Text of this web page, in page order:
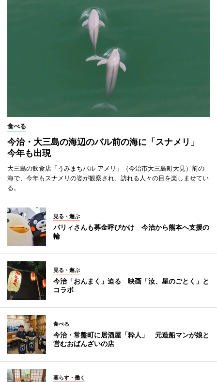
食べる
今治・大三島の海辺のバル前の海に「スナメリ」
今年も出現
大三島の飲食店「うみまちバル アメリ」（今治市大三島町大見）前の
海で、今年もスナメリの姿が観察され、訪れる人々の目を楽しませてい
る。
見る・遊ぶ
バリィさんも募金呼びかけ 今治から熊本へ支援の
輪
見る・遊ぶ
今治「おんまく」迫る 映画「汝、星のごとく」と
コラボ
食べる
今治・常盤町に居酒屋「粋人」 元造船マンが娘と
営むおばんざいの店
暮らす・働く